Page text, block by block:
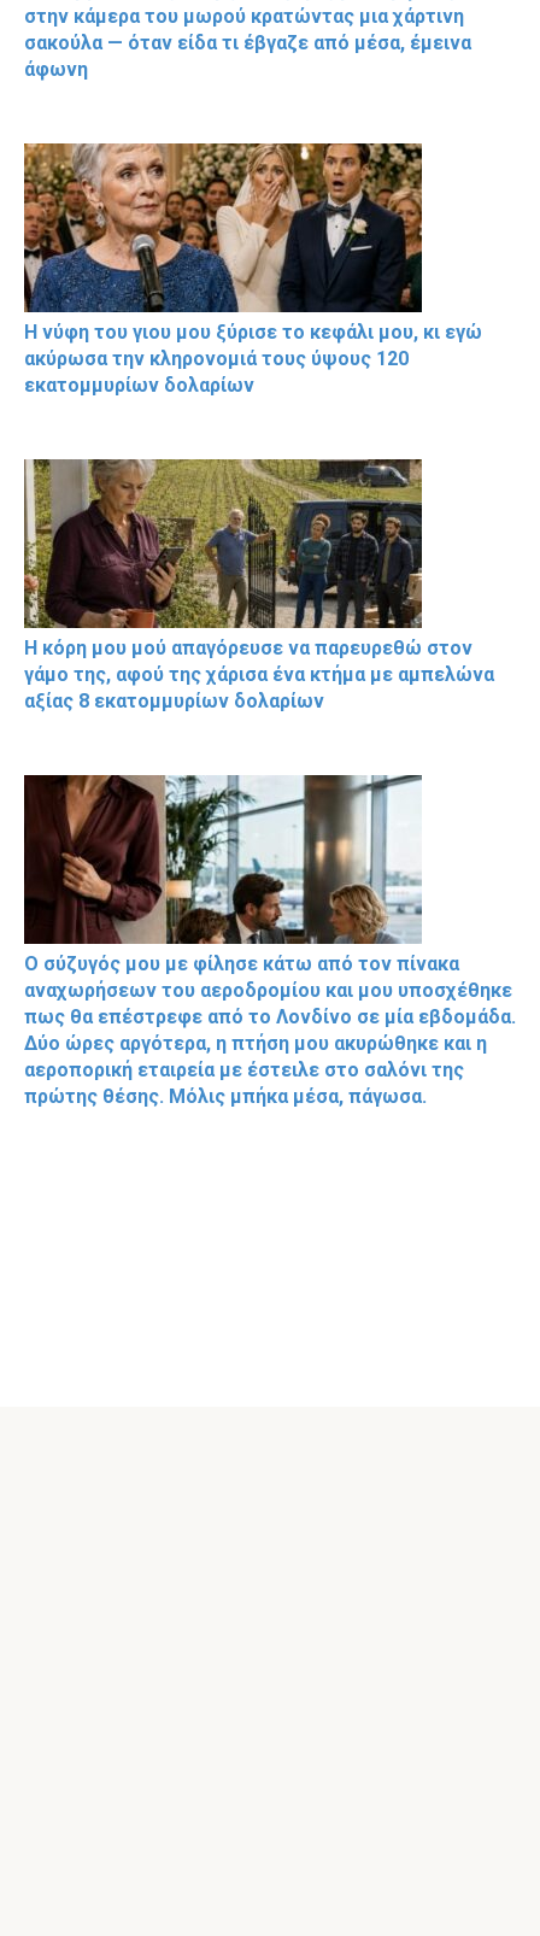
στην κάμερα του μωρού κρατώντας μια χάρτινη
σακούλα — όταν είδα τι έβγαζε από μέσα, έμεινα
άφωνη
Η νύφη του γιου μου ξύρισε το κεφάλι μου, κι εγώ
ακύρωσα την κληρονομιά τους ύψους 120
εκατομμυρίων δολαρίων
Η κόρη μου μού απαγόρευσε να παρευρεθώ στον
γάμο της, αφού της χάρισα ένα κτήμα με αμπελώνα
αξίας 8 εκατομμυρίων δολαρίων
Ο σύζυγός μου με φίλησε κάτω από τον πίνακα
αναχωρήσεων του αεροδρομίου και μου υποσχέθηκε
πως θα επέστρεφε από το Λονδίνο σε μία εβδομάδα.
Δύο ώρες αργότερα, η πτήση μου ακυρώθηκε και η
αεροπορική εταιρεία με έστειλε στο σαλόνι της
πρώτης θέσης. Μόλις μπήκα μέσα, πάγωσα.